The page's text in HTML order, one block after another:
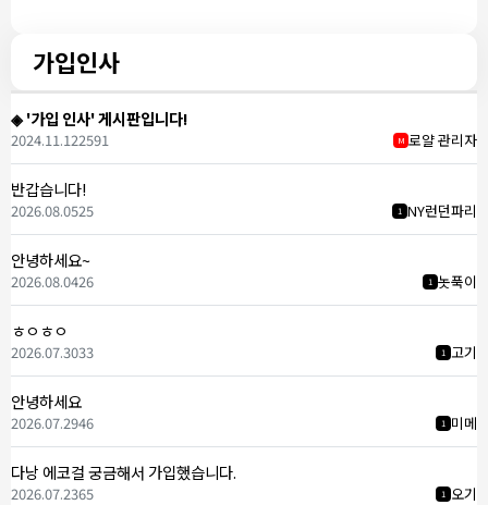
가입인사
◈ '가입 인사' 게시판입니다!
M 로얄 관리자
2024.11.122591
반갑습니다!
1 NY런던파리
2026.08.0525
안녕하세요~
1 놋푹이
2026.08.0426
ㅎㅇㅎㅇ
1 고기
2026.07.3033
안녕하세요
1 미메
2026.07.2946
다낭 에코걸 궁금해서 가입했습니다.
1 오기
2026.07.2365